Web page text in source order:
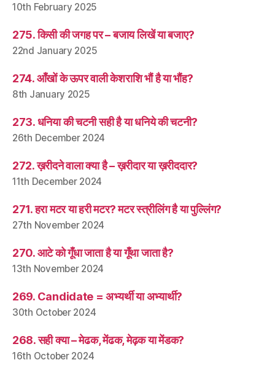
10th February 2025
275. किसी की जगह पर – बजाय लिखें या बजाए?
22nd January 2025
274. आँखों के ऊपर वाली केशराशि भौं है या भौंह?
8th January 2025
273. धनिया की चटनी सही है या धनिये की चटनी?
26th December 2024
272. ख़रीदने वाला क्या है – ख़रीदार या ख़रीददार?
11th December 2024
271. हरा मटर या हरी मटर? मटर स्त्रीलिंग है या पुल्लिंग?
27th November 2024
270. आटे को गूँधा जाता है या गूँथा जाता है?
13th November 2024
269. Candidate = अभ्यर्थी या अभ्यार्थी?
30th October 2024
268. सही क्या – मेढक, मेंढक, मेढ़क या मेंडक?
16th October 2024